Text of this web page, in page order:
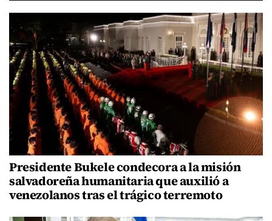
Presidente Bukele condecora a la misión
salvadoreña humanitaria que auxilió a
venezolanos tras el trágico terremoto